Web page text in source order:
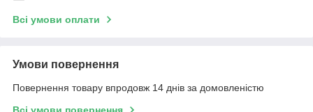
Всі умови оплати
Умови повернення
Повернення товару впродовж 14 днів за домовленістю
Всі умови повернення